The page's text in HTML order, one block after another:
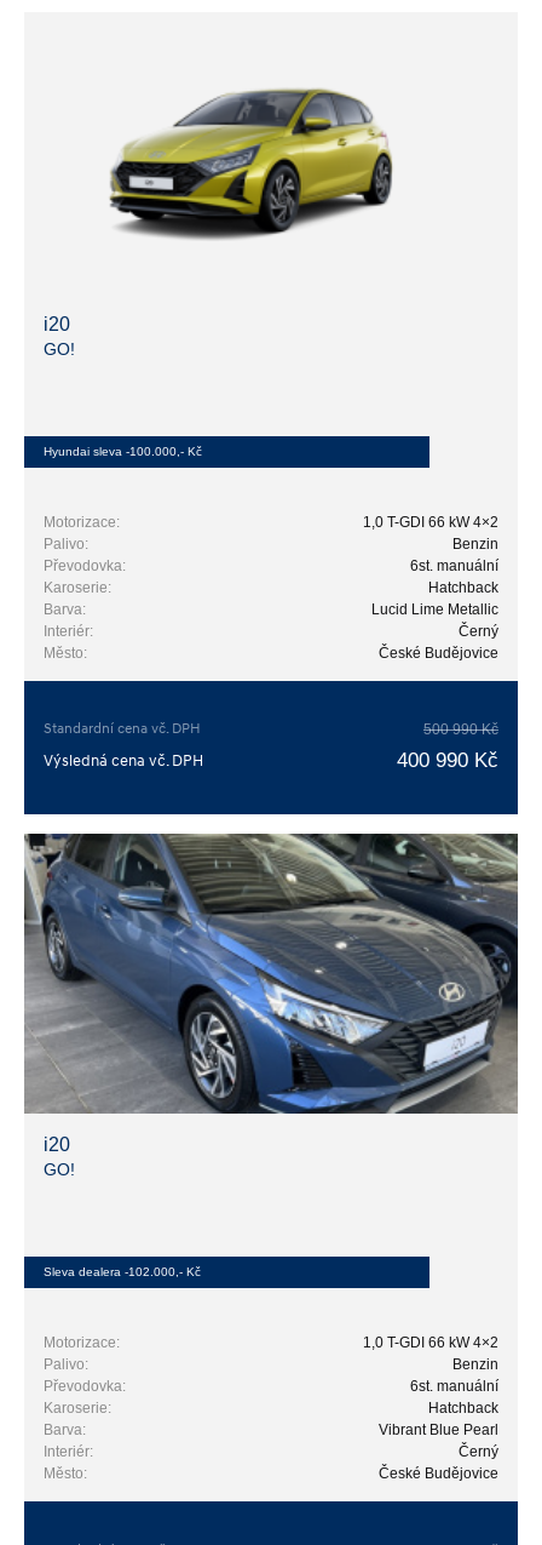
i20
GO!
Hyundai sleva -100.000,- Kč
Motorizace:
1,0 T-GDI 66 kW 4×2
Palivo:
Benzin
Převodovka:
6st. manuální
Karoserie:
Hatchback
Barva:
Lucid Lime Metallic
Interiér:
Černý
Město:
České Budějovice
Standardní cena vč. DPH 500 990 Kč
Výsledná cena vč. DPH 400 990 Kč
i20
GO!
Sleva dealera -102.000,- Kč
Motorizace:
1,0 T-GDI 66 kW 4×2
Palivo:
Benzin
Převodovka:
6st. manuální
Karoserie:
Hatchback
Barva:
Vibrant Blue Pearl
Interiér:
Černý
Město:
České Budějovice